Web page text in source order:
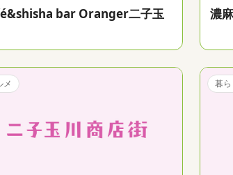
bar Oranger二子玉
濃
メ 暮